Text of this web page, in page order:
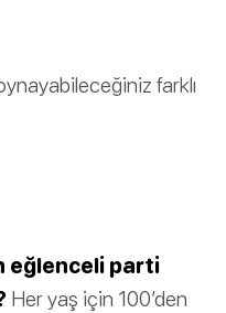
farklı
eğlenceli parti
Her yaş için 100’den